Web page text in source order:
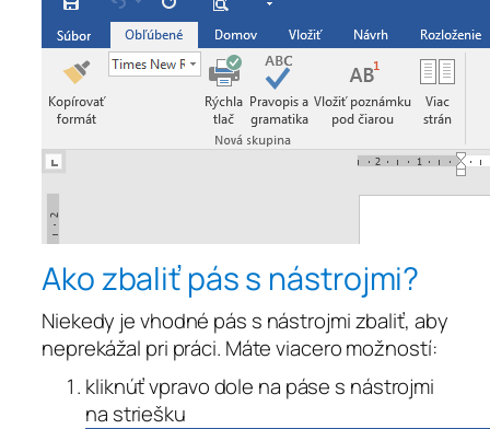
Ako zbaliť pás s nástrojmi?
Niekedy je vhodné pás s nástrojmi zbaliť, aby
neprekážal pri práci. Máte viacero možností:
kliknúť vpravo dole na páse s nástrojmi
na striešku